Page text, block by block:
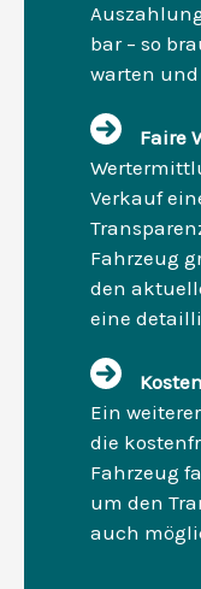
bar – so
warten und
Faire
Verkauf
Fahrzeug
den
eine
Ein
die
Fahrzeug
um den
auch